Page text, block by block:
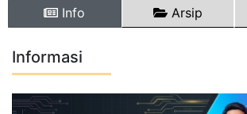
Info Arsip
Informasi